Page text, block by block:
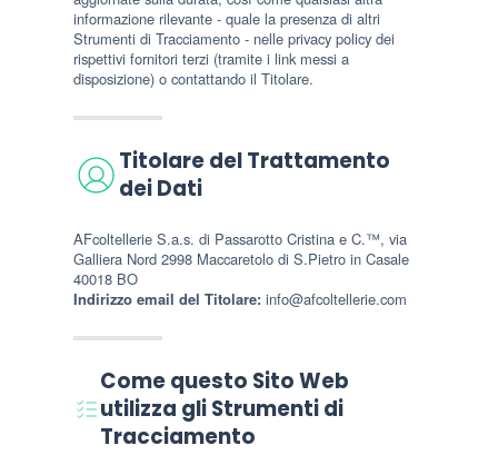
informazione rilevante - quale la presenza di altri
Strumenti di Tracciamento - nelle privacy policy dei
rispettivi fornitori terzi (tramite i link messi a
disposizione) o contattando il Titolare.
Titolare del Trattamento
dei Dati
AFcoltellerie S.a.s. di Passarotto Cristina e C.™, via
Galliera Nord 2998 Maccaretolo di S.Pietro in Casale
40018 BO
Indirizzo email del Titolare: info@afcoltellerie.com
Come questo Sito Web
utilizza gli Strumenti di
Tracciamento